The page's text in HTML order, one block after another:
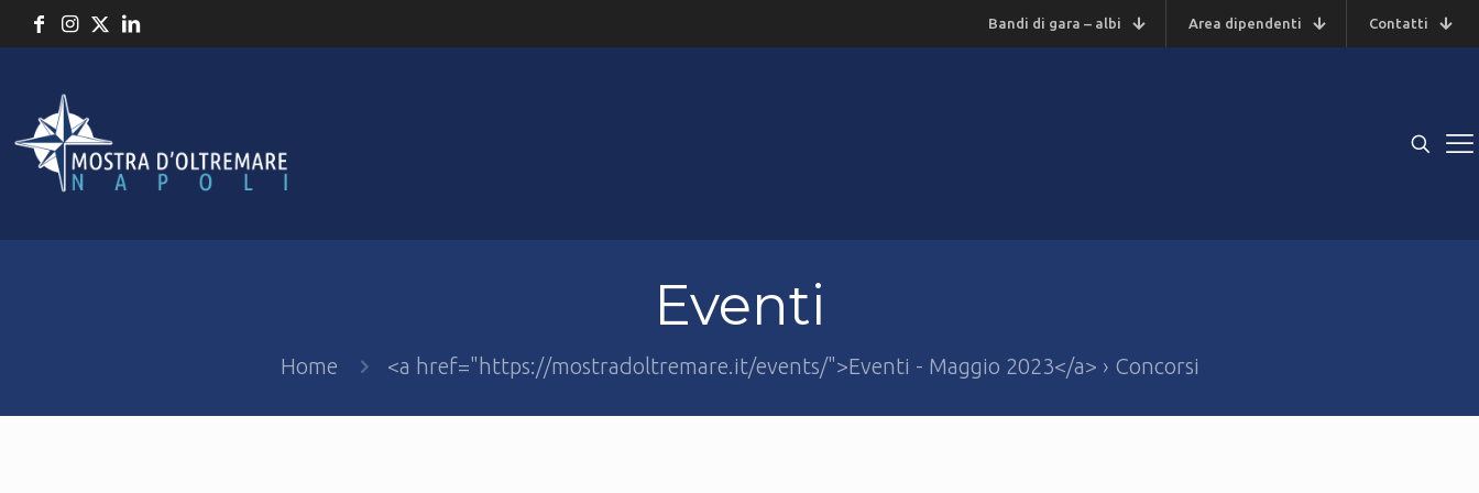
Bandi di gara – albi Area dipendenti Contatti
Eventi
Home <a href="https://mostradoltremare.it/events/">Eventi - Maggio 2023</a> › Concorsi